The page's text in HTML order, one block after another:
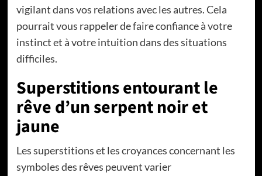
vigilant dans vos relations avec les autres. Cela
pourrait vous rappeler de faire confiance à votre
instinct et à votre intuition dans des situations
difficiles.
Superstitions entourant le
rêve d’un serpent noir et
jaune
Les superstitions et les croyances concernant les
symboles des rêves peuvent varier